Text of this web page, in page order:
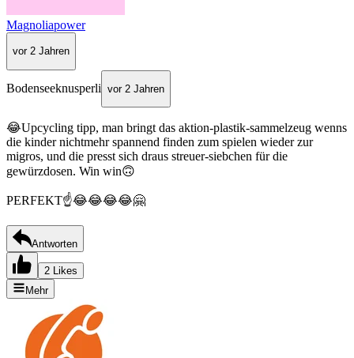
Magnoliapower
vor 2 Jahren
Bodenseeknusperli vor 2 Jahren
😂Upcycling tipp, man bringt das aktion-plastik-sammelzeug wenns
die kinder nichtmehr spannend finden zum spielen wieder zur
migros, und die presst sich draus streuer-siebchen für die
gewürzdosen. Win win🙃
PERFEKT☝️😂😂😂😂🤗
Antworten
2 Likes
Mehr